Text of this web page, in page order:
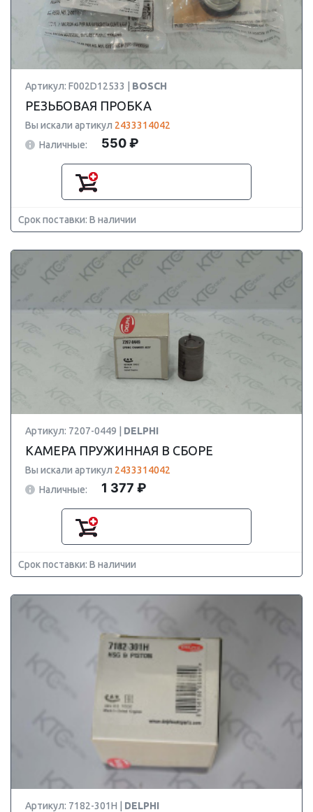
Артикул: F002D12533 | BOSCH
РЕЗЬБОВАЯ ПРОБКА
Вы искали артикул 2433314042
Наличные:
550 ₽
Срок поставки: В наличии
Артикул: 7207-0449 | DELPHI
КАМЕРА ПРУЖИННАЯ В СБОРЕ
Вы искали артикул 2433314042
Наличные:
1 377 ₽
Срок поставки: В наличии
Артикул: 7182-301H | DELPHI